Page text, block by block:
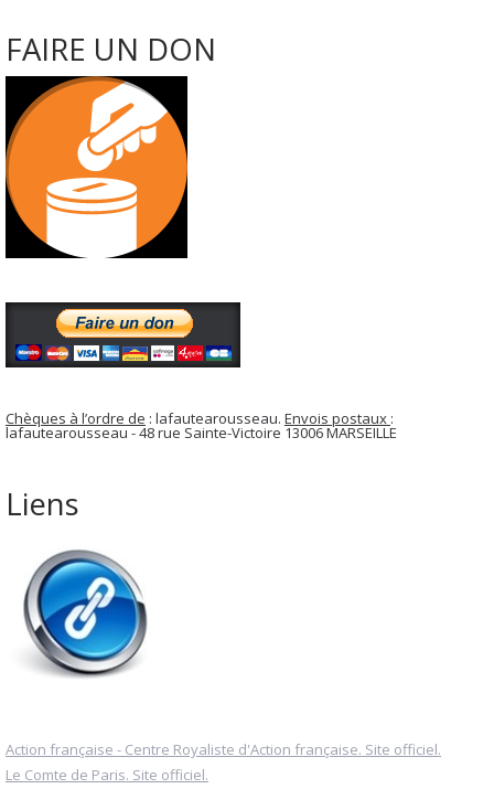
FAIRE UN DON
Chèques à l’ordre de : lafautearousseau. Envois postaux :
lafautearousseau - 48 rue Sainte-Victoire 13006 MARSEILLE
Liens
Action française - Centre Royaliste d'Action française. Site officiel.
Le Comte de Paris. Site officiel.